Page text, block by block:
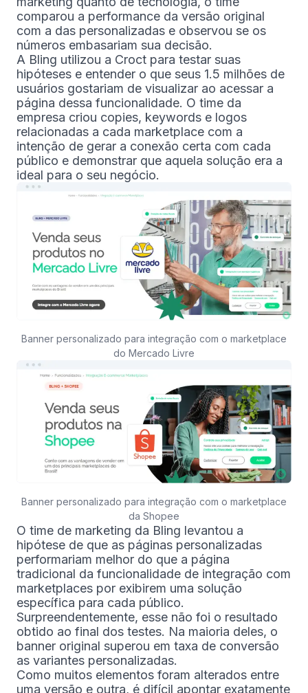
comparou a performance da versão original
com a das personalizadas e observou se os
números embasariam sua decisão.
A Bling utilizou a Croct para testar suas
hipóteses e entender o que seus 1.5 milhões de
usuários gostariam de visualizar ao acessar a
página dessa funcionalidade. O time da
empresa criou copies, keywords e logos
relacionadas a cada marketplace com a
intenção de gerar a conexão certa com cada
público e demonstrar que aquela solução era a
ideal para o seu negócio.
Banner personalizado para integração com o marketplace
do Mercado Livre
Banner personalizado para integração com o marketplace
da Shopee
O time de marketing da Bling levantou a
hipótese de que as páginas personalizadas
performariam melhor do que a página
tradicional da funcionalidade de integração com
marketplaces por exibirem uma solução
específica para cada público.
Surpreendentemente, esse não foi o resultado
obtido ao final dos testes. Na maioria deles, o
banner original superou em taxa de conversão
as variantes personalizadas.
Como muitos elementos foram alterados entre
uma versão e outra, é difícil apontar exatamente